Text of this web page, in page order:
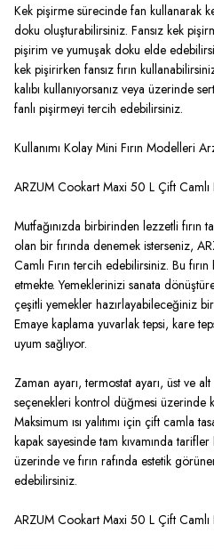
Kek pişirme sürecinde fan kullanarak
doku oluşturabilirsiniz. Fansız kek
pişirim ve yumuşak doku elde
kek pişirirken fansız fırın
kalıbı kullanıyorsanız veya üzerinde
fanlı pişirmeyi tercih edebilirsiniz.
Kullanımı Kolay Mini Fırın Modelleri
ARZUM Cookart Maxi 50 L Çift Camlı
Mutfağınızda birbirinden lezzetli fırın
olan bir fırında denemek isterseniz,
Camlı Fırın tercih edebilirsiniz. Bu
etmekte. Yemeklerinizi sanata
çeşitli yemekler hazırlayabileceğiniz
Emaye kaplama yuvarlak tepsi, kare
uyum sağlıyor.
Zaman ayarı, termostat ayarı, üst ve
seçenekleri kontrol düğmesi üzerinde
Maksimum ısı yalıtımı için çift camla
kapak sayesinde tam kıvamında
üzerinde ve fırın rafında estetik
edebilirsiniz.
ARZUM Cookart Maxi 50 L Çift Camlı